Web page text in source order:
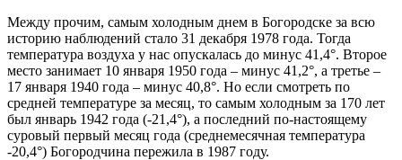
Между прочим, самым холодным днем в Богородске за всю
историю наблюдений стало 31 декабря 1978 года. Тогда
температура воздуха у нас опускалась до минус 41,4°. Второе
место занимает 10 января 1950 года – минус 41,2°, а третье –
17 января 1940 года – минус 40,8°. Но если смотреть по
средней температуре за месяц, то самым холодным за 170 лет
был январь 1942 года (-21,4°), а последний по-настоящему
суровый первый месяц года (среднемесячная температура
-20,4°) Богородчина пережила в 1987 году.